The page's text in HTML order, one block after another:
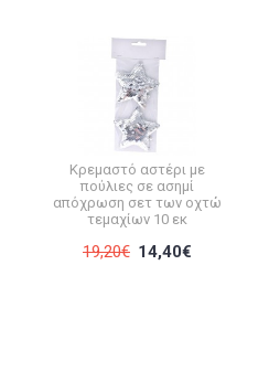
Κρεμαστό αστέρι με
πούλιες σε ασημί
απόχρωση σετ των οχτώ
τεμαχίων 10 εκ
19,20€ 14,40€